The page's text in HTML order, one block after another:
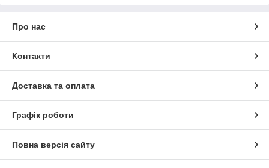
Про нас
Контакти
Доставка та оплата
Графік роботи
Повна версія сайту